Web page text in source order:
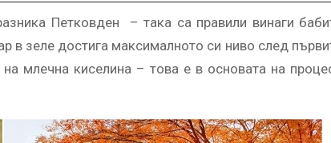
Петковден – така са правили винаги
в зеле достига максималното си ниво след
млечна киселина – това е в основата на